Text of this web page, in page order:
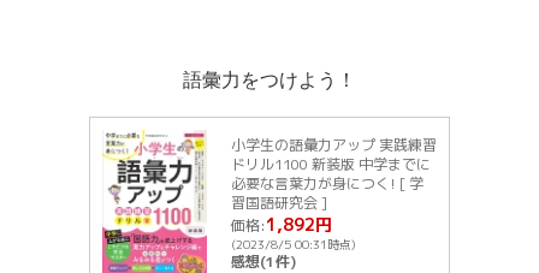
語彙力をつけよう！
小学生の語彙力アップ 実践練習
ドリル1100 新装版 中学までに
必要な言葉力が身につく! [ 学
習国語研究会 ]
価格:1,892円
(2023/8/5 00:31時点)
感想(1件)